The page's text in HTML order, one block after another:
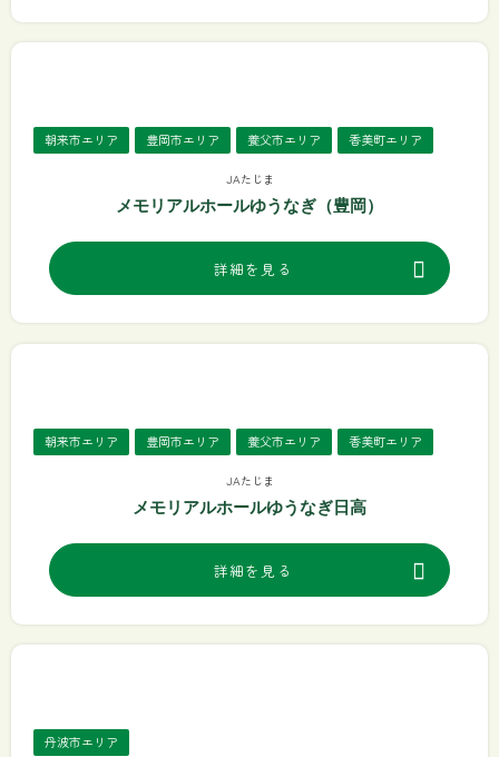
朝来市エリア 豊岡市エリア 養父市エリア 香美町エリア
JAたじま
メモリアルホールゆうなぎ（豊岡）
詳細を見る
朝来市エリア 豊岡市エリア 養父市エリア 香美町エリア
JAたじま
メモリアルホールゆうなぎ日高
詳細を見る
丹波市エリア